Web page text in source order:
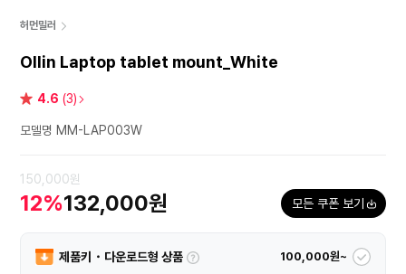
허먼밀러
Ollin Laptop tablet mount_White
별 4.6 (3)
모델명 MM-LAP003W
150,000원
12%132,000원 모든 쿠폰 보기
제품키・다운로드형 상품 100,000원~